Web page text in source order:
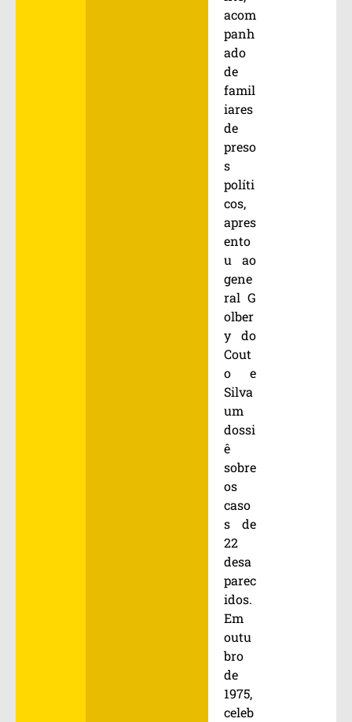
acom
panh
ado
de
famil
iares
de
preso
s
políti
cos,
apres
ento
u ao
gene
ral G
olber
y do
Cout
o e
Silva
um
dossi
ê
sobre
os
caso
s de
22
desa
parec
idos.
Em
outu
bro
de
1975,
celeb